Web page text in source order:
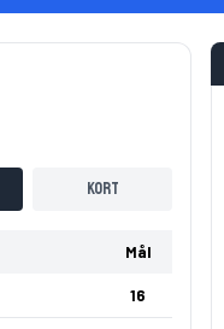
Kort
Mål
16